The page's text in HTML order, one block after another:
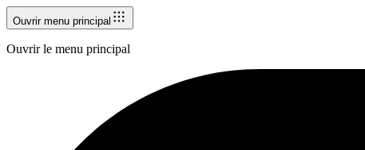
Ouvrir menu principal
Ouvrir le menu principal